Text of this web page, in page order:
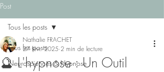
Post
Tous les posts
Neurosciences & Hypnose
Tous les posts
🔮 L'hypnose : Un Outil
Nathalie FRACHET
27 févr. 2025 2 min de lecture